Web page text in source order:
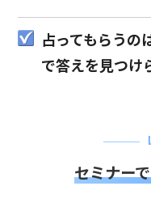
占ってもらうの
で答えを見つけ
セミナー